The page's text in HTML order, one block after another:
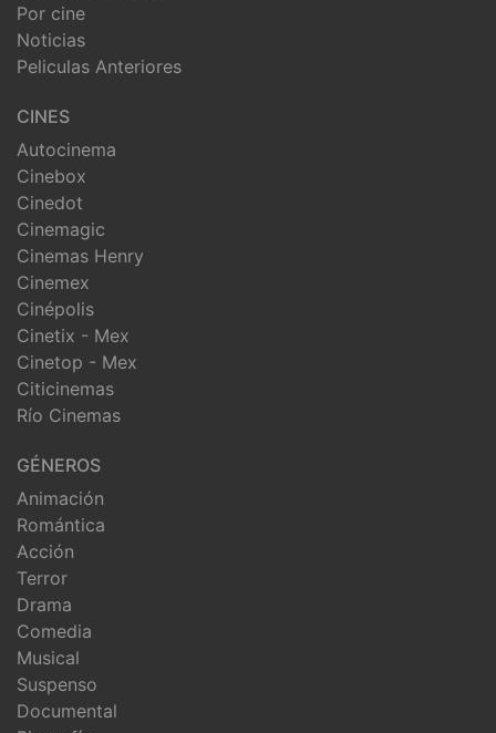
Por cine
Noticias
Peliculas Anteriores
CINES
Autocinema
Cinebox
Cinedot
Cinemagic
Cinemas Henry
Cinemex
Cinépolis
Cinetix - Mex
Cinetop - Mex
Citicinemas
Río Cinemas
GÉNEROS
Animación
Romántica
Acción
Terror
Drama
Comedia
Musical
Suspenso
Documental